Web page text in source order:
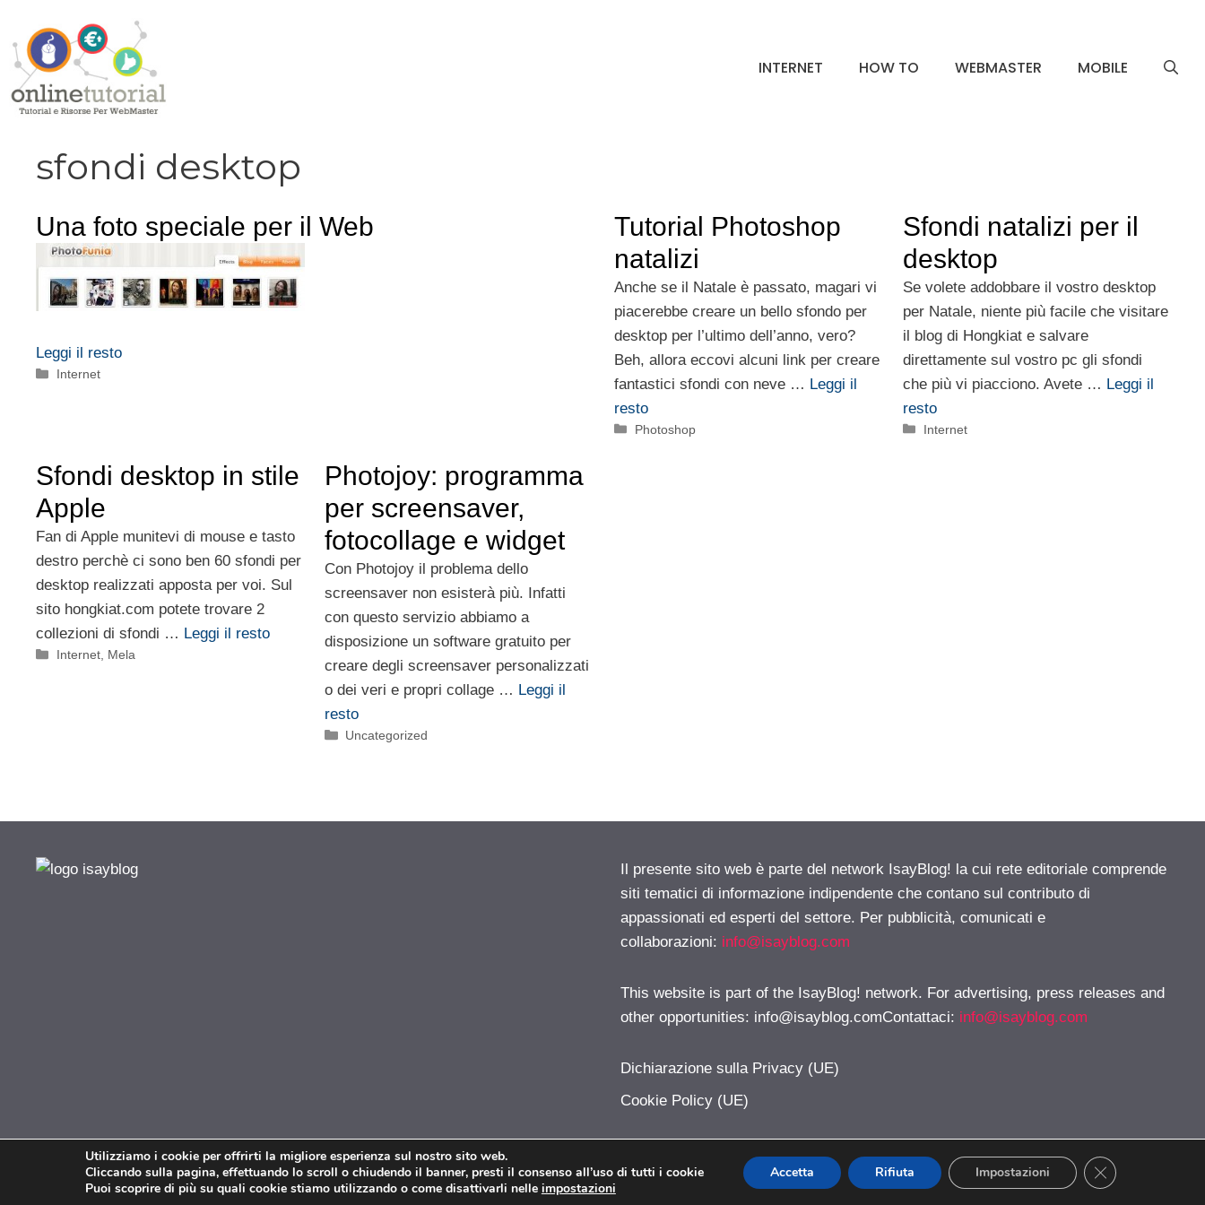
contenuto
INTERNET HOW TO WEBMASTER MOBILE
sfondi desktop
Una foto speciale per il Web
Leggi il resto
Categorie
Internet
Tutorial Photoshop
natalizi
Anche se il Natale è passato, magari vi
piacerebbe creare un bello sfondo per
desktop per l’ultimo dell’anno, vero?
Beh, allora eccovi alcuni link per creare
fantastici sfondi con neve … Leggi il
resto
Categorie
Photoshop
Sfondi natalizi per il
desktop
Se volete addobbare il vostro desktop
per Natale, niente più facile che visitare
il blog di Hongkiat e salvare
direttamente sul vostro pc gli sfondi
che più vi piacciono. Avete … Leggi il
resto
Categorie
Internet
Sfondi desktop in stile
Apple
Fan di Apple munitevi di mouse e tasto
destro perchè ci sono ben 60 sfondi per
desktop realizzati apposta per voi. Sul
sito hongkiat.com potete trovare 2
collezioni di sfondi … Leggi il resto
Categorie
Internet Mela
Photojoy: programma
per screensaver,
fotocollage e widget
Con Photojoy il problema dello
screensaver non esisterà più. Infatti
con questo servizio abbiamo a
disposizione un software gratuito per
creare degli screensaver personalizzati
o dei veri e propri collage … Leggi il
resto
Categorie
Uncategorized
Il presente sito web è parte del network IsayBlog! la cui rete editoriale comprende
siti tematici di informazione indipendente che contano sul contributo di
appassionati ed esperti del settore. Per pubblicità, comunicati e
collaborazioni: info@isayblog.com
This website is part of the IsayBlog! network. For advertising, press releases and
other opportunities: info@isayblog.comContattaci: info@isayblog.com
Dichiarazione sulla Privacy (UE)
Cookie Policy (UE)
Onlinetutorial © 2026. All right reserverd.
Utilizziamo i cookie per offrirti la migliore esperienza sul nostro sito web.
Cliccando sulla pagina, effettuando lo scroll o chiudendo il banner, presti il consenso all’uso di tutti i cookie
Puoi scoprire di più su quali cookie stiamo utilizzando o come disattivarli nelle impostazioni
Accetta Rifiuta Impostazioni CLOSE GDPR